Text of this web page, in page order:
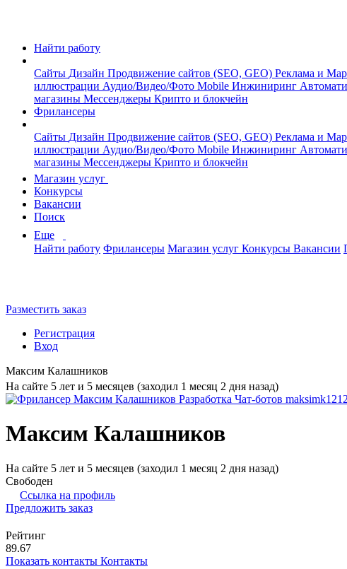
Найти работу
Сайты Дизайн Продвижение сайтов (SEO, GEO) Реклама и
иллюстрации Аудио/Видео/Фото Mobile Инжиниринг
магазины Мессенджеры Крипто и блокчейн
Фрилансеры
Сайты Дизайн Продвижение сайтов (SEO, GEO) Реклама и
иллюстрации Аудио/Видео/Фото Mobile Инжиниринг
магазины Мессенджеры Крипто и блокчейн
Магазин услуг
Конкурсы
Вакансии
Поиск
Еще
Найти работу Фрилансеры Магазин услуг Конкурсы Вакансии
Разместить заказ
Регистрация
Вход
Максим Калашников
На сайте 5 лет и 5 месяцев (заходил 1 месяц 2 дня назад)
Максим Калашников
На сайте 5 лет и 5 месяцев (заходил 1 месяц 2 дня назад)
Свободен
Ссылка на профиль
Предложить заказ
Рейтинг
89.67
Показать контакты Контакты